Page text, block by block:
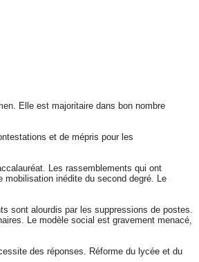
Elle est majoritaire dans bon nombre
et de mépris pour les
Les rassemblements qui ont
mobilisation inédite du second degré. Le
sont alourdis par les suppressions de postes.
Le modèle social est gravement menacé,
des réponses. Réforme du lycée et du